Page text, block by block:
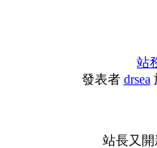
站
發表者 drsea
站長又